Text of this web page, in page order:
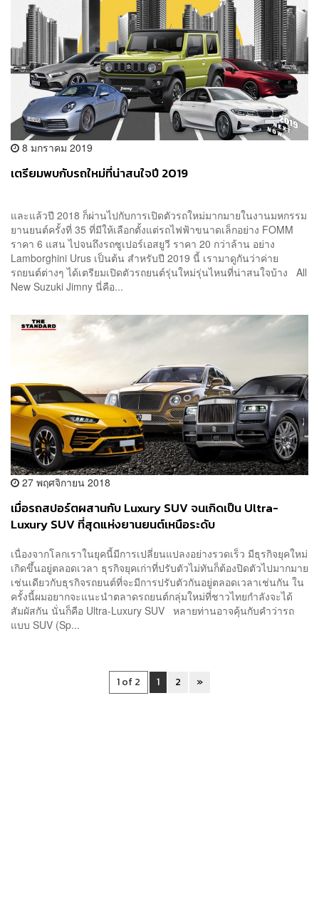
8 มกราคม 2019
เตรียมพบกับรถใหม่ที่น่าสนใจปี 2019
และแล้วปี 2018 ก็ผ่านไปกับการเปิดตัวรถใหม่มากมายในงานมหกรรม
ยานยนต์ครั้งที่ 35 ที่มีให้เลือกตั้งแต่รถไฟฟ้าขนาดเล็กอย่าง FOMM
ราคา 6 แสน ไปจนถึงรถซูเปอร์เอสยูวี ราคา 20 กว่าล้าน อย่าง
Lamborghini Urus เป็นต้น สำหรับปี 2019 นี้ เรามาดูกันว่าค่าย
รถยนต์ต่างๆ ได้เตรียมเปิดตัวรถยนต์รุ่นใหม่รุ่นไหนที่น่าสนใจบ้าง All
New Suzuki Jimny นี่คือ...
27 พฤศจิกายน 2018
เมื่อรถสปอร์ตผสานกับ Luxury SUV จนเกิดเป็น Ultra-
Luxury SUV ที่สุดแห่งยานยนต์เหนือระดับ
เนื่องจากโลกเราในยุคนี้มีการเปลี่ยนแปลงอย่างรวดเร็ว มีธุรกิจยุคใหม่
เกิดขึ้นอยู่ตลอดเวลา ธุรกิจยุคเก่าที่ปรับตัวไม่ทันก็ต้องปิดตัวไปมากมาย
เช่นเดียวกับธุรกิจรถยนต์ที่จะมีการปรับตัวกันอยู่ตลอดเวลาเช่นกัน ใน
ครั้งนี้ผมอยากจะแนะนำตลาดรถยนต์กลุ่มใหม่ที่ชาวไทยกำลังจะได้
สัมผัสกัน นั่นก็คือ Ultra-Luxury SUV หลายท่านอาจคุ้นกับคำว่ารถ
แบบ SUV (Sp...
1 of 2 1 2 »